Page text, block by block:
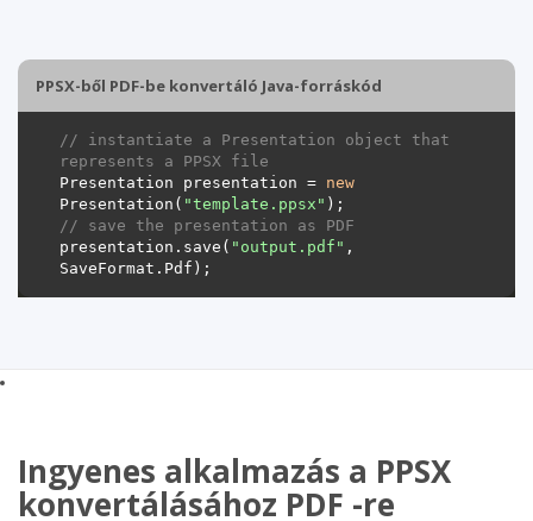
PPSX-ből PDF-be konvertáló Java-forráskód
// instantiate a Presentation object that
represents a PPSX file
Presentation presentation = new
Presentation( "template.ppsx"
// save the presentation as PDF
presentation.save( "output.pdf" ,
Ingyenes alkalmazás a PPSX
konvertálásához PDF -re